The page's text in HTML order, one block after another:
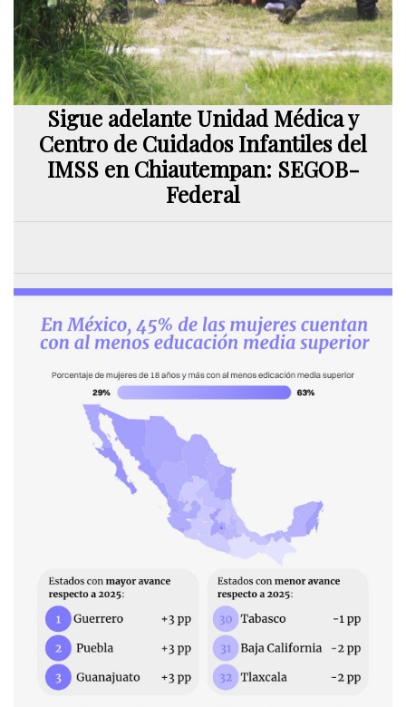
Sigue adelante Unidad Médica y
Centro de Cuidados Infantiles del
IMSS en Chiautempan: SEGOB-
Federal